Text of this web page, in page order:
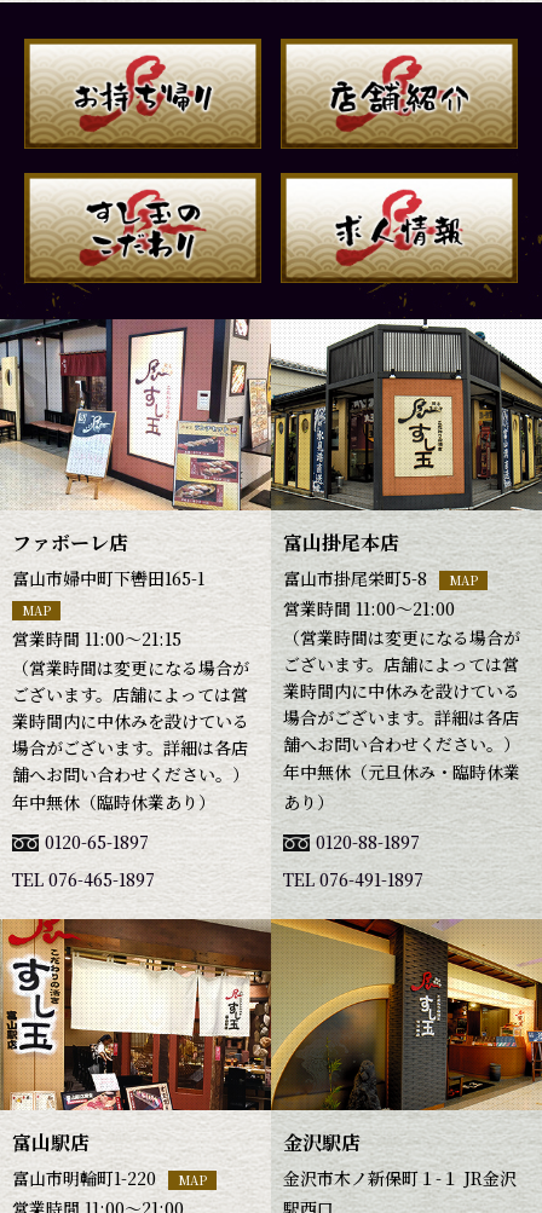
ファボーレ店
富山市婦中町下轡田165-1
MAP
営業時間 11:00～21:15
（営業時間は変更になる場合が
ございます。店舗によっては営
業時間内に中休みを設けている
場合がございます。詳細は各店
舗へお問い合わせください。）
年中無休（臨時休業あり）
0120-65-1897
TEL 076-465-1897
富山掛尾本店
富山市掛尾栄町5-8 MAP
営業時間 11:00～21:00
（営業時間は変更になる場合が
ございます。店舗によっては営
業時間内に中休みを設けている
場合がございます。詳細は各店
舗へお問い合わせください。）
年中無休（元旦休み・臨時休業
あり）
0120-88-1897
TEL 076-491-1897
富山駅店
富山市明輪町1-220 MAP
営業時間 11:00～21:00
金沢駅店
金沢市木ノ新保町１-１ JR金沢
駅西口